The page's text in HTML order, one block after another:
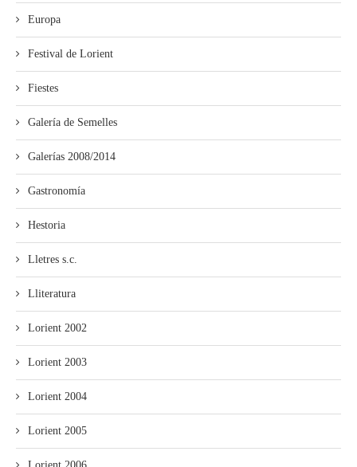
Europa
Festival de Lorient
Fiestes
Galería de Semelles
Galerías 2008/2014
Gastronomía
Hestoria
Lletres s.c.
Lliteratura
Lorient 2002
Lorient 2003
Lorient 2004
Lorient 2005